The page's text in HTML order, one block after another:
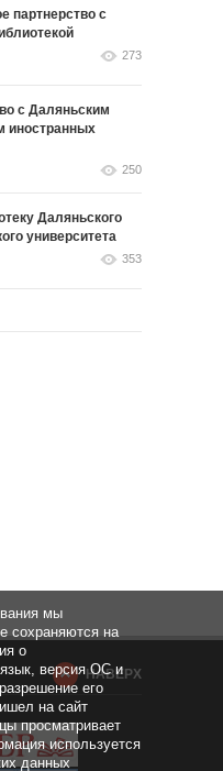
партнерство с
273
с Даляньским
иностранных
250
Даляньского
университета
353
НАВЕРХ
мы
сохраняются на
о
версия ОС и
его
на сайт
просматривает
используется
данных